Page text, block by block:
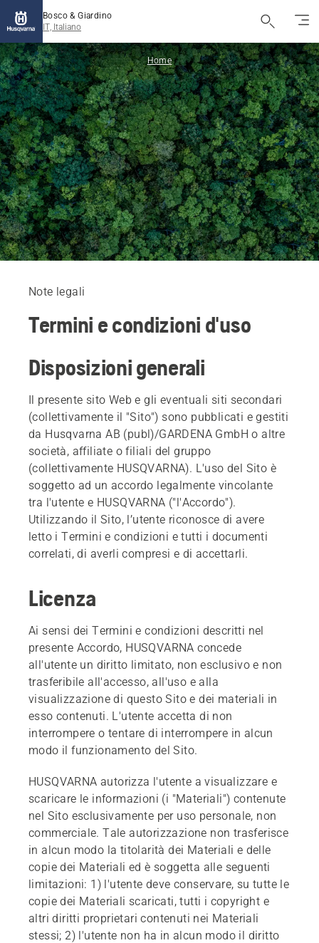
Bosco & Giardino
IT, Italiano
Home
Note legali
Termini e condizioni d'uso
Disposizioni generali
Il presente sito Web e gli eventuali siti secondari
(collettivamente il "Sito") sono pubblicati e gestiti
da Husqvarna AB (publ)/GARDENA GmbH o altre
società, affiliate o filiali del gruppo
(collettivamente HUSQVARNA). L'uso del Sito è
soggetto ad un accordo legalmente vincolante
tra l'utente e HUSQVARNA ("l'Accordo").
Utilizzando il Sito, l’utente riconosce di avere
letto i Termini e condizioni e tutti i documenti
correlati, di averli compresi e di accettarli.
Licenza
Ai sensi dei Termini e condizioni descritti nel
presente Accordo, HUSQVARNA concede
all'utente un diritto limitato, non esclusivo e non
trasferibile all'accesso, all'uso e alla
visualizzazione di questo Sito e dei materiali in
esso contenuti. L'utente accetta di non
interrompere o tentare di interrompere in alcun
modo il funzionamento del Sito.
HUSQVARNA autorizza l'utente a visualizzare e
scaricare le informazioni (i "Materiali") contenute
nel Sito esclusivamente per uso personale, non
commerciale. Tale autorizzazione non trasferisce
in alcun modo la titolarità dei Materiali e delle
copie dei Materiali ed è soggetta alle seguenti
limitazioni: 1) l'utente deve conservare, su tutte le
copie dei Materiali scaricati, tutti i copyright e
altri diritti proprietari contenuti nei Materiali
stessi; 2) l'utente non ha in alcun modo il diritto